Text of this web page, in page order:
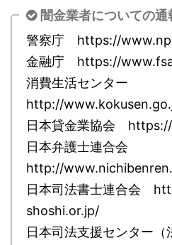
闇金業者についての
警察庁 https://
金融庁 https://
消費生活センター
http://
日本貸金業協会
日本弁護士連合会
http://
日本司法書士連合会
shoshi.or.jp/
日本司法支援センター